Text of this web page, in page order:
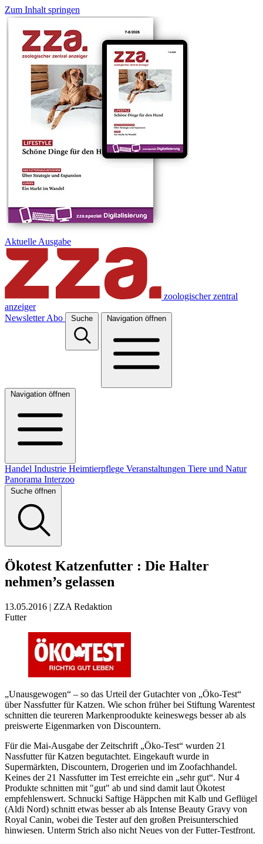
Zum Inhalt springen
Aktuelle Ausgabe
zoologischer zentral
anzeiger
Newsletter Abo Suche Navigation öffnen
Navigation öffnen
Handel Industrie Heimtierpflege Veranstaltungen Tiere und Natur
Panorama Interzoo
Suche öffnen
Ökotest Katzenfutter : Die Halter
nehmen’s gelassen
13.05.2016 | ZZA Redaktion
Futter
„Unausgewogen“ – so das Urteil der Gutachter von „Öko-Test“
über Nassfutter für Katzen. Wie schon früher bei Stiftung Warentest
schnitten die teureren Markenproodukte keineswegs besser ab als
preiswerte Eigenmarken von Discountern.
Für die Mai-Ausgabe der Zeitschrift „Öko-Test“ wurden 21
Nassfutter für Katzen begutachtet. Eingekauft wurde in
Supermärkten, Discountern, Drogerien und im Zoofachhandel.
Keines der 21 Nassfutter im Test erreichte ein „sehr gut“. Nur 4
Produkte schnitten mit "gut" ab und sind damit laut Ökotest
empfehlenswert. Schnucki Saftige Häppchen mit Kalb und Geflügel
(Aldi Nord) schnitt etwas besser ab als Intense Beauty Gravy von
Royal Canin, wobei die Tester auf den großen Preisunterschied
hinwiesen. Unterm Strich also nicht Neues von der Futter-Testfront.